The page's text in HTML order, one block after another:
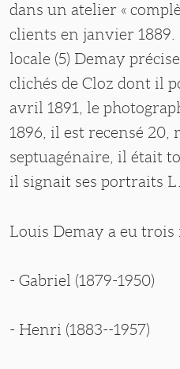
dans un atelier «
clients en janvier
locale (5) Demay
clichés de Cloz dont il
avril 1891, le
1896, il est recensé 20,
septuagénaire, il était
il signait ses portraits
Louis Demay a eu
- Gabriel (1879-1950)
- Henri (1883--1957)